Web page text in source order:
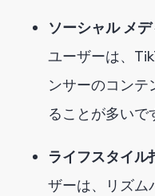
ソーシャル メ
ユーザーは、
ンサーのコンテ
ることが多いで
ライフスタイル
ザーは、リズム